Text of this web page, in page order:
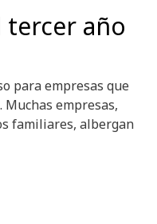
tercer año
para empresas que
Muchas empresas,
familiares, albergan